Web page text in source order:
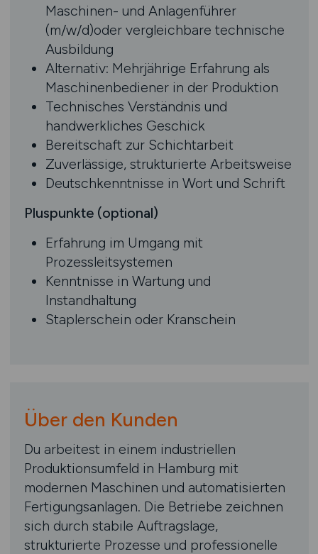
Maschinen- und Anlagenführer
(m/w/d)oder vergleichbare technische
Ausbildung
Alternativ: Mehrjährige Erfahrung als
Maschinenbediener in der Produktion
Technisches Verständnis und
handwerkliches Geschick
Bereitschaft zur Schichtarbeit
Zuverlässige, strukturierte Arbeitsweise
Deutschkenntnisse in Wort und Schrift
Pluspunkte (optional)
Erfahrung im Umgang mit
Prozessleitsystemen
Kenntnisse in Wartung und
Instandhaltung
Staplerschein oder Kranschein
Über den Kunden
Du arbeitest in einem industriellen
Produktionsumfeld in Hamburg mit
modernen Maschinen und automatisierten
Fertigungsanlagen. Die Betriebe zeichnen
sich durch stabile Auftragslage,
strukturierte Prozesse und professionelle